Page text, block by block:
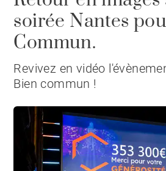
soirée Nantes
Commun.
Revivez en vidéo
Bien commun !